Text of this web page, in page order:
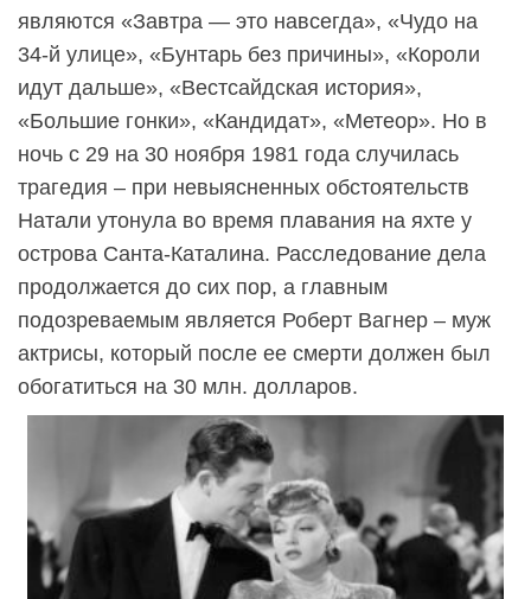
являются «Завтра — это навсегда», «Чудо на
34-й улице», «Бунтарь без причины», «Короли
идут дальше», «Вестсайдская история»,
«Большие гонки», «Кандидат», «Метеор». Но в
ночь с 29 на 30 ноября 1981 года случилась
трагедия – при невыясненных обстоятельств
Натали утонула во время плавания на яхте у
острова Санта-Каталина. Расследование дела
продолжается до сих пор, а главным
подозреваемым является Роберт Вагнер – муж
актрисы, который после ее смерти должен был
обогатиться на 30 млн. долларов.